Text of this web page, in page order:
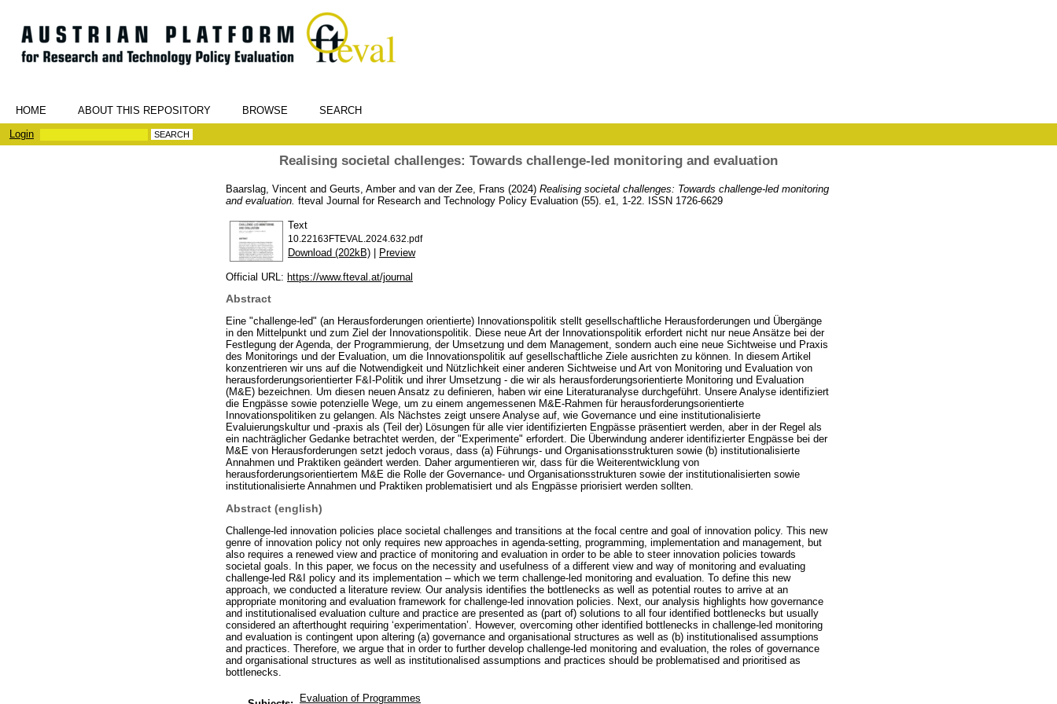
HOME ABOUT THIS REPOSITORY BROWSE
SEARCH
Login
Realising societal challenges: Towards challenge-led monitoring and evaluation
Baarslag, Vincent and Geurts, Amberand van der Zee, Frans (2024) Realising societal challenges: Towards challenge-led monitoring
and evaluation. fteval Journal for Research and Technology Policy Evaluation (55). e1, 1-22. ISSN 1726-6629
Text
10.22163FTEVAL.2024.632.pdf
Download (202kB) | Preview
Official URL: https://www.fteval.at/journal
Abstract
Eine "challenge-led" (an Herausforderungen orientierte) Innovationspolitik stellt gesellschaftliche Herausforderungen und Übergänge
in den Mittelpunkt und zum Ziel der Innovationspolitik. Diese neue Art der Innovationspolitik erfordert nicht nur neue Ansätze bei der
Festlegung der Agenda, der Programmierung, der Umsetzung und dem Management, sondern auch eine neue Sichtweise und Praxis
des Monitorings und der Evaluation, um die Innovationspolitik auf gesellschaftliche Ziele ausrichten zu können. In diesem Artikel
konzentrieren wir uns auf die Notwendigkeit und Nützlichkeit einer anderen Sichtweise und Art von Monitoring und Evaluation von
herausforderungsorientierter F&I-Politik und ihrer Umsetzung - die wir als herausforderungsorientierte Monitoring und Evaluation
(M&E) bezeichnen. Um diesen neuen Ansatz zu definieren, haben wir eine Literaturanalyse durchgeführt. Unsere Analyse identifiziert
die Engpässe sowie potenzielle Wege, um zu einem angemessenen M&E-Rahmen für herausforderungsorientierte
Innovationspolitiken zu gelangen. Als Nächstes zeigt unsere Analyse auf, wie Governance und eine institutionalisierte
Evaluierungskultur und -praxis als (Teil der) Lösungen für alle vier identifizierten Engpässe präsentiert werden, aber in der Regel als
ein nachträglicher Gedanke betrachtet werden, der "Experimente" erfordert. Die Überwindung anderer identifizierter Engpässe bei der
M&E von Herausforderungen setzt jedoch voraus, dass (a) Führungs- und Organisationsstrukturen sowie (b) institutionalisierte
Annahmen und Praktiken geändert werden. Daher argumentieren wir, dass für die Weiterentwicklung von
herausforderungsorientiertem M&E die Rolle der Governance- und Organisationsstrukturen sowie der institutionalisierten sowie
institutionalisierte Annahmen und Praktiken problematisiert und als Engpässe priorisiert werden sollten.
Abstract (english)
Challenge-led innovation policies place societal challenges and transitions at the focal centre and goal of innovation policy. This new
genre of innovation policy not only requires new approaches in agenda-setting, programming, implementation and management, but
also requires a renewed view and practice of monitoring and evaluation in order to be able to steer innovation policies towards
societal goals. In this paper, we focus on the necessity and usefulness of a different view and way of monitoring and evaluating
challenge-led R&I policy and its implementation – which we term challenge-led monitoring and evaluation. To define this new
approach, we conducted a literature review. Our analysis identifies the bottlenecks as well as potential routes to arrive at an
appropriate monitoring and evaluation framework for challenge-led innovation policies. Next, our analysis highlights how governance
and institutionalised evaluation culture and practice are presented as (part of) solutions to all four identified bottlenecks but usually
considered an afterthought requiring ‘experimentation’. However, overcoming other identified bottlenecks in challenge-led monitoring
and evaluation is contingent upon altering (a) governance and organisational structures as well as (b) institutionalised assumptions
and practices. Therefore, we argue that in order to further develop challenge-led monitoring and evaluation, the roles of governance
and organisational structures as well as institutionalised assumptions and practices should be problematised and prioritised as
bottlenecks.
Evaluation of Programmes